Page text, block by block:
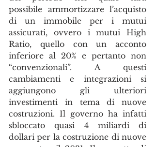
possibile ammortizzare l’acquisto
di un immobile per i mutui
assicurati, ovvero i mutui High
Ratio, quello con un acconto
inferiore al 20% e pertanto non
“convenzionali”. A questi
cambiamenti e integrazioni si
aggiungono gli ulteriori
investimenti in tema di nuove
costruzioni. Il governo ha infatti
sbloccato quasi 4 miliardi di
dollari per la costruzione di nuove